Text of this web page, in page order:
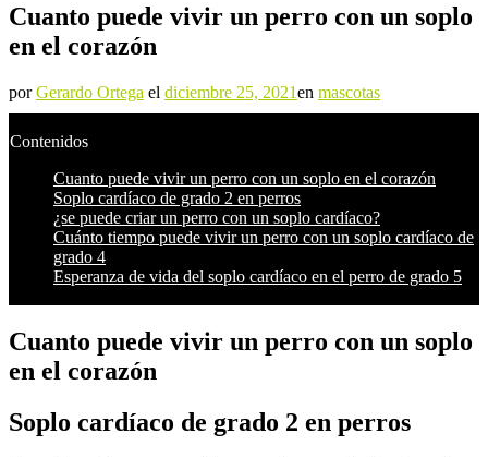
Cuanto puede vivir un perro con un soplo
en el corazón
porGerardo Ortega el diciembre 25, 2021en mascotas
Contenidos
Cuanto puede vivir un perro con un soplo en el corazón
Soplo cardíaco de grado 2 en perros
¿se puede criar un perro con un soplo cardíaco?
Cuánto tiempo puede vivir un perro con un soplo cardíaco de
grado 4
Esperanza de vida del soplo cardíaco en el perro de grado 5
Cuanto puede vivir un perro con un soplo
en el corazón
Soplo cardíaco de grado 2 en perros